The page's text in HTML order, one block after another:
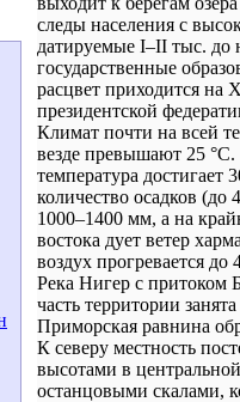
следы населения с
датируемые I–II тыс. до
государственные
расцвет приходится на
президентской
Климат почти на всей
везде превышают 25
температура
количество осадков
1000–1400 мм, а на
востока дует ветер
воздух прогревается до
Река Нигер с притоком
часть территории
Приморская равнина
К северу местность
высотами в
останцовыми скалами,